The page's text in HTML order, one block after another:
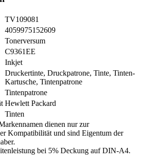
TV109081
4059975152609
Tonerversum
C9361EE
Inkjet
Druckertinte, Druckpatrone, Tinte, Tinten-
Kartusche, Tintenpatrone
Tintenpatrone
Hewlett Packard
Tinten
dienen nur zur
Kompatibilität und sind Eigentum der
bei 5% Deckung auf DIN-A4.